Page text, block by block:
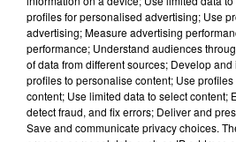
À quelques semaines de la
Stars'Terre, organisée du 18 au
Château de Courtalain, Philippe
LES JEUX
profiles for personalised advertising; Use
advertising; Measure advertising
performance; Understand audiences
of data from different sources; Develop
profiles to personalise content; Use
content; Use limited data to select content;
detect fraud, and fix errors; Deliver and
Save and communicate privacy choices.